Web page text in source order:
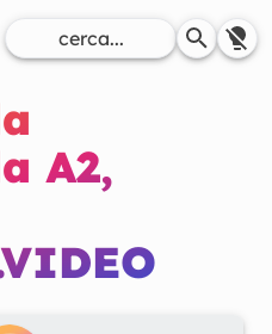
A2,